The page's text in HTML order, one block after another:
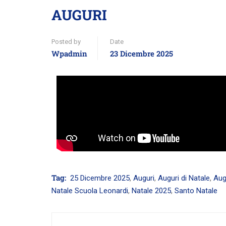
AUGURI
Posted by
Wpadmin
Date
23 Dicembre 2025
Tag: 25 Dicembre 2025, Auguri, Auguri di Natale,
Natale Scuola Leonardi, Natale 2025, Santo Natale